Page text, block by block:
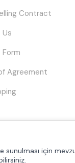
Contract
Agreement
için